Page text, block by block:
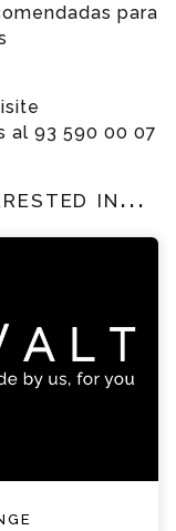
para
al 93 590 00 07
in...